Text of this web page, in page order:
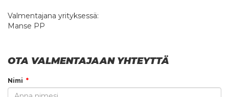
Valmentajana yrityksessä:
Manse PP
OTA VALMENTAJAAN YHTEYTTÄ
Nimi